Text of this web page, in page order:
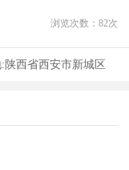
浏览次数： 82次
陕西省西安市新城区